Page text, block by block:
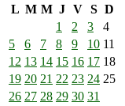
L M M J V S D
1
2 3
4
5
6 7 8 9 10 11
12 13 14 15 16 17 18
19 20 21 22 23 24 25
26 27 28 29 30 31